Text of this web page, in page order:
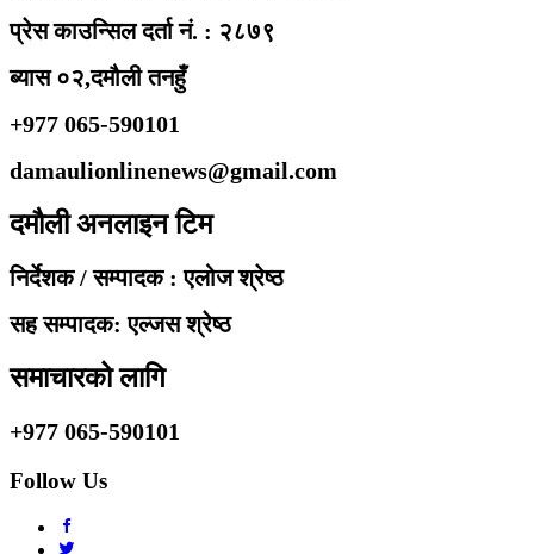
प्रेस काउन्सिल दर्ता नं. : २८७९
ब्यास ०२,दमौली तनहुँ
+977 065-590101
damaulionlinenews@gmail.com
दमौली अनलाइन टिम
निर्देशक / सम्पादक : एलोज श्रेष्ठ
सह सम्पादक: एल्जस श्रेष्ठ
समाचारको लागि
+977 065-590101
Follow Us